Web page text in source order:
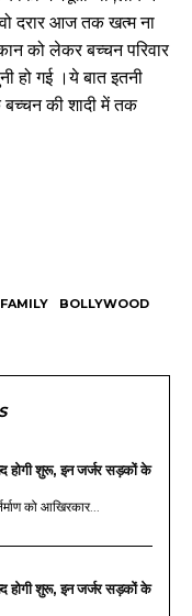
दरार आज तक खत्म ना
को लेकर बच्चन परिवार
हो गई ।ये बात इतनी
की शादी में तक
BOLLYWOOD
होगी शुरू, इन जर्जर सड़कों के
को आखिरकार...
होगी शुरू, इन जर्जर सड़कों के